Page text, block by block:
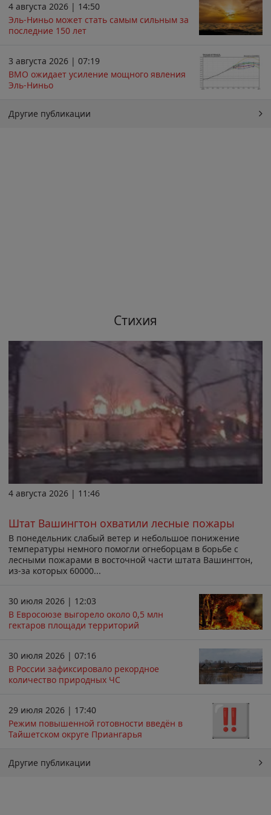
4 августа 2026 | 14:50
Эль-Ниньо может стать самым сильным за
последние 150 лет
3 августа 2026 | 07:19
ВМО ожидает усиление мощного явления
Эль-Ниньо
Другие публикации
Стихия
4 августа 2026 | 11:46
Штат Вашингтон охватили лесные пожары
В понедельник слабый ветер и небольшое понижение
температуры немного помогли огнеборцам в борьбе с
лесными пожарами в восточной части штата Вашингтон,
из-за которых 60000...
30 июля 2026 | 12:03
В Евросоюзе выгорело около 0,5 млн
гектаров площади территорий
30 июля 2026 | 07:16
В России зафиксировало рекордное
количество природных ЧС
29 июля 2026 | 17:40
Режим повышенной готовности введён в
Тайшетском округе Приангарья
Другие публикации